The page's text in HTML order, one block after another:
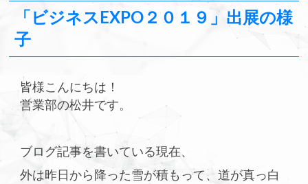
「ビジネスEXPO２０１９」出展の様
子
皆様こんにちは！
営業部の松井です。
ブログ記事を書いている現在、
外は昨日から降った雪が積もって、道が真っ白